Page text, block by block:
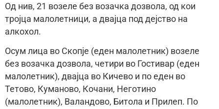
Од нив, 21 возеле без возачка дозвола, од кои
тројца малолетници, а двајца под дејство на
алкохол.
Осум лица во Скопје (еден малолетник) возеле
без возачка дозвола, четири во Гостивар (еден
малолетник), двајца во Кичево и по еден во
Тетово, Куманово, Кочани, Неготино
(малолетник), Валандово, Битола и Прилеп. По